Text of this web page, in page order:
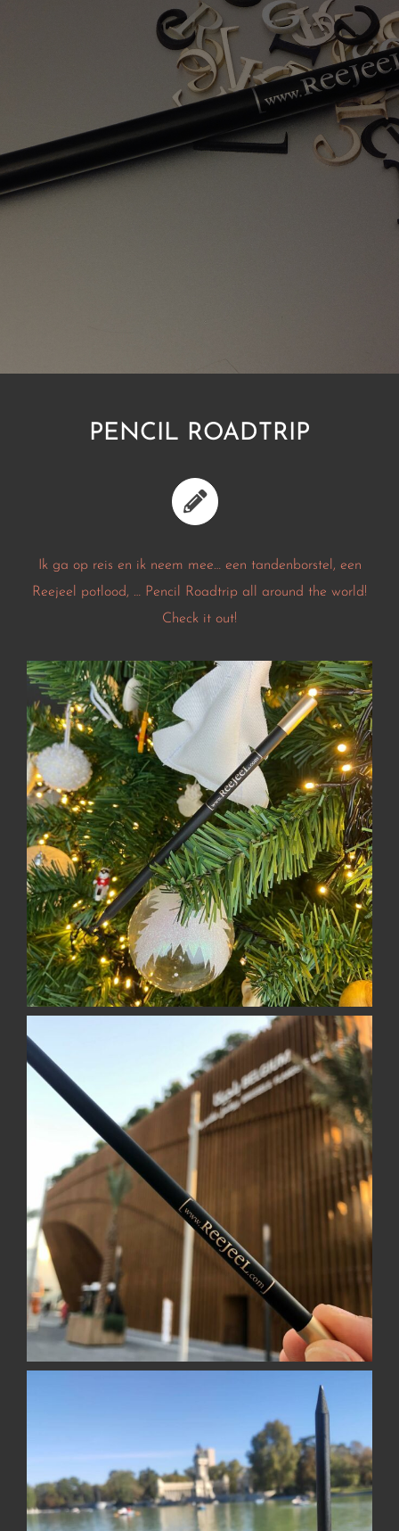
PENCIL ROADTRIP
Ik ga op reis en ik neem mee… een tandenborstel, een
Reejeel potlood, … Pencil Roadtrip all around the world!
Check it out!